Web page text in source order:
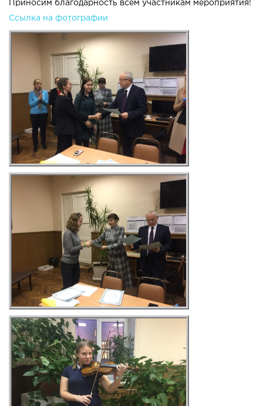
Приносим благодарность всем участникам мероприятия!
Ссылка на фотографии